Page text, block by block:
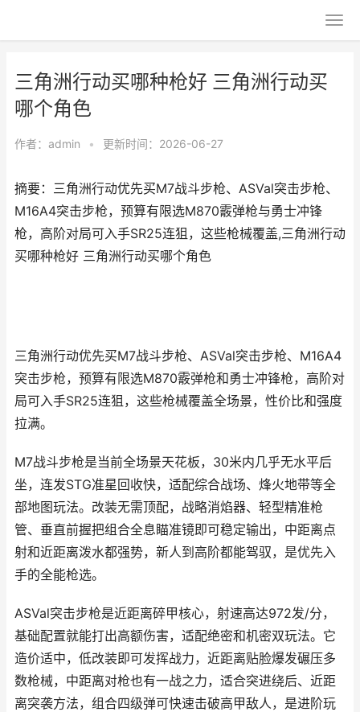
三角洲行动买哪种枪好 三角洲行动买
哪个角色
作者： admin • 更新时间：2026-06-27
摘要：三角洲行动优先买M7战斗步枪、ASVal突击步枪、
M16A4突击步枪，预算有限选M870霰弹枪与勇士冲锋
枪，高阶对局可入手SR25连狙，这些枪械覆盖,三角洲行动
买哪种枪好 三角洲行动买哪个角色
三角洲行动优先买M7战斗步枪、ASVal突击步枪、M16A4
突击步枪，预算有限选M870霰弹枪和勇士冲锋枪，高阶对
局可入手SR25连狙，这些枪械覆盖全场景，性价比和强度
拉满。
M7战斗步枪是当前全场景天花板，30米内几乎无水平后
坐，连发STG准星回收快，适配综合战场、烽火地带等全
部地图玩法。改装无需顶配，战略消焰器、轻型精准枪
管、垂直前握把组合全息瞄准镜即可稳定输出，中距离点
射和近距离泼水都强势，新人到高阶都能驾驭，是优先入
手的全能枪选。
ASVal突击步枪是近距离碎甲核心，射速高达972发/分，
基础配置就能打出高额伤害，适配绝密和机密双玩法。它
造价适中，低改装即可发挥战力，近距离贴脸爆发碾压多
数枪械，中距离对枪也有一战之力，适合突进绕后、近距
离突袭方法，组合四级弹可快速击破高甲敌人，是进阶玩